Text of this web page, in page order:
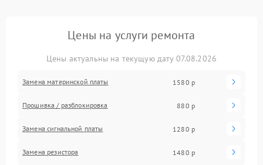
Цены на услуги ремонта
Цены актуальны на текущую дату 07.08.2026
Замена материнской платы 1580 р
Прошивка / разблокировка 880 р
Замена сигнальной платы 1280 р
Замена резистора 1480 р